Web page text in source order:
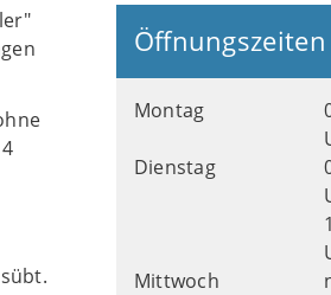
Öffnungszeiten
Montag
Dienstag
Mittwoch